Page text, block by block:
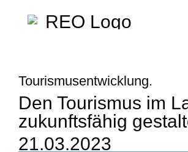
Tourismusentwicklung.
Den Tourismus im
zukunftsfähig
21.03.2023